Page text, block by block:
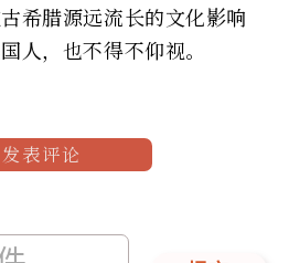
希腊源远流长的文化影响
人，也不得不仰视。
发表评论